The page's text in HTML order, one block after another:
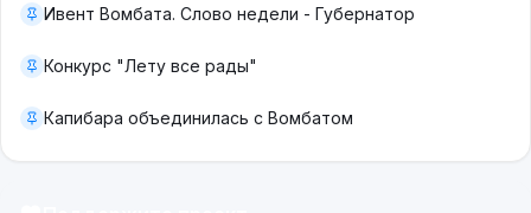
Ивент Вомбата. Слово недели - Губернатор
Конкурс "Лету все рады"
Капибара объединилась с Вомбатом